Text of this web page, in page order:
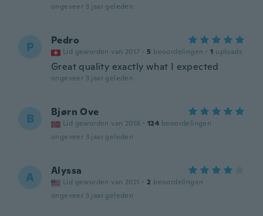
ongeveer 3 jaar geleden
P Pedro
Lid geworden van 2017 · 5 beoordelingen · 1 uploads
Great quality exactly what I expected
ongeveer 3 jaar geleden
B Bjørn Ove
Lid geworden van 2018 · 124 beoordelingen
ongeveer 3 jaar geleden
A Alyssa
Lid geworden van 2021 · 2 beoordelingen
ongeveer 3 jaar geleden